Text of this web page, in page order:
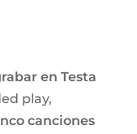
en Testa
play,
canciones